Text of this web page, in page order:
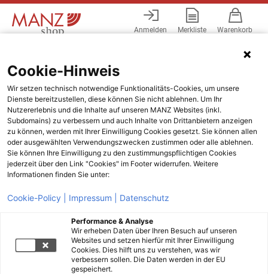
Anmelden Merkliste Warenkorb
Cookie-Hinweis
Wir setzen technisch notwendige Funktionalitäts-Cookies, um unsere
Dienste bereitzustellen, diese können Sie nicht ablehnen. Um Ihr
Nutzererlebnis und die Inhalte auf unseren MANZ Websites (inkl.
Subdomains) zu verbessern und auch Inhalte von Drittanbietern anzeigen
zu können, werden mit Ihrer Einwilligung Cookies gesetzt. Sie können allen
oder ausgewählten Verwendungszwecken zustimmen oder alle ablehnen.
Sie können Ihre Einwilligung zu den zustimmungspflichtigen Cookies
jederzeit über den Link "Cookies" im Footer widerrufen. Weitere
Informationen finden Sie unter:
Cookie-Policy | Impressum | Datenschutz
Performance & Analyse
Wir erheben Daten über Ihren Besuch auf unseren
Websites und setzen hierfür mit Ihrer Einwilligung
Cookies. Dies hilft uns zu verstehen, was wir
verbessern sollen. Die Daten werden in der EU
gespeichert.